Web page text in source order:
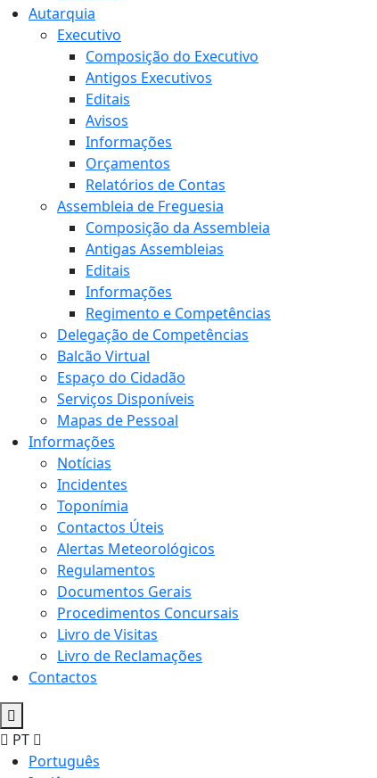
Autarquia
Executivo
Composição do Executivo
Antigos Executivos
Editais
Avisos
Informações
Orçamentos
Relatórios de Contas
Assembleia de Freguesia
Composição da Assembleia
Antigas Assembleias
Editais
Informações
Regimento e Competências
Delegação de Competências
Balcão Virtual
Espaço do Cidadão
Serviços Disponíveis
Mapas de Pessoal
Informações
Notícias
Incidentes
Toponímia
Contactos Úteis
Alertas Meteorológicos
Regulamentos
Documentos Gerais
Procedimentos Concursais
Livro de Visitas
Livro de Reclamações
Contactos
PT
Português